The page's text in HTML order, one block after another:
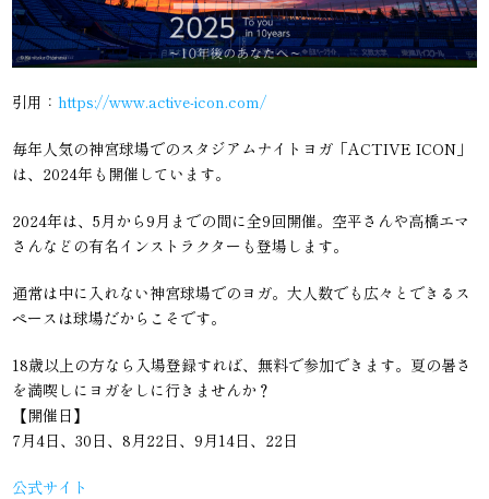
引用：https://www.active-icon.com/
毎年人気の神宮球場でのスタジアムナイトヨガ「ACTIVE ICON」
は、2024年も開催しています。
2024年は、5月から9月までの間に全9回開催。空平さんや高橋エマ
さんなどの有名インストラクターも登場します。
通常は中に入れない神宮球場でのヨガ。大人数でも広々とできるス
ペースは球場だからこそです。
18歳以上の方なら入場登録すれば、無料で参加できます。夏の暑さ
を満喫しにヨガをしに行きませんか？
【開催日】
7月4日、30日、8月22日、9月14日、22日
公式サイト